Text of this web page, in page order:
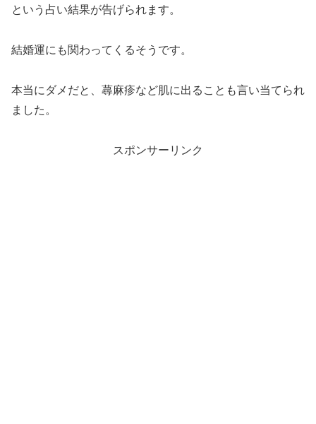
という占い結果が告げられます。
結婚運にも関わってくるそうです。
本当にダメだと、蕁麻疹など肌に出ることも言い当てられ
ました。
スポンサーリンク